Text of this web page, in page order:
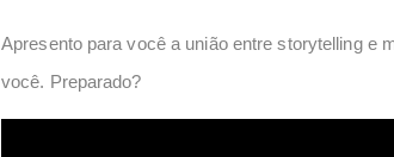
Apresento para você a união entre storytelling e
você. Preparado?